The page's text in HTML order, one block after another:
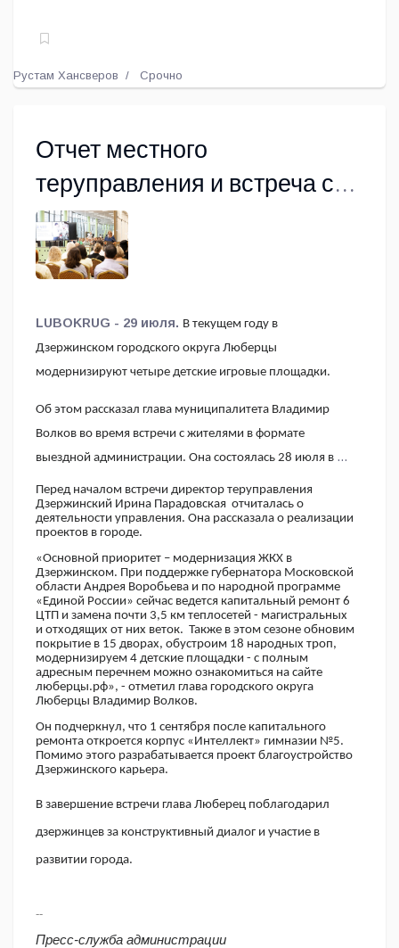
Рустам Хансверов Срочно
Отчет местного
теруправления и встреча с
главой прошла в
Дзержинском
LUBOKRUG - 29 июля. В текущем году в
Дзержинском городского округа Люберцы
модернизируют четыре детские игровые площадки.
Об этом рассказал глава муниципалитета Владимир
Волков во время встречи с жителями в формате
выездной администрации. Она состоялась 28 июля в ДК
Перед началом встречи директор теруправления
Дзержинский Ирина Парадовская отчиталась о
деятельности управления. Она рассказала о реализации
проектов в городе.
«Основной приоритет – модернизация ЖКХ в
Дзержинском. При поддержке губернатора Московской
области Андрея Воробьева и по народной программе
«Единой России» сейчас ведется капитальный ремонт 6
ЦТП и замена почти 3,5 км теплосетей - магистральных
и отходящих от них веток. Также в этом сезоне обновим
покрытие в 15 дворах, обустроим 18 народных троп,
модернизируем 4 детские площадки - с полным
адресным перечнем можно ознакомиться на сайте
люберцы.рф», - отметил глава городского округа
Люберцы Владимир Волков.
Он подчеркнул, что 1 сентября после капитального
ремонта откроется корпус «Интеллект» гимназии №5.
Помимо этого разрабатывается проект благоустройство
Дзержинского карьера.
В завершение встречи глава Люберец поблагодарил
дзержинцев за конструктивный диалог и участие в
развитии города.
--
Пресс-служба администрации